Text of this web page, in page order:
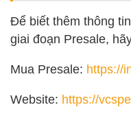
Để biết thêm thông
giai đoạn Presale,
Mua Presale: https://
Website: https://